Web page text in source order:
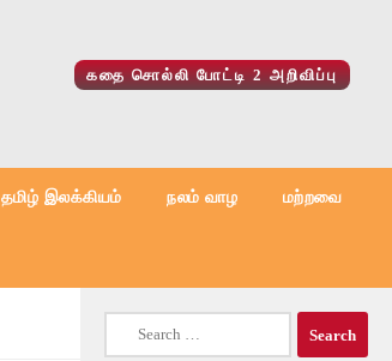
கதை சொல்லி போட்டி 2 அறிவிப்பு
தமிழ் இலக்கியம் நலம் வாழ மற்றவை